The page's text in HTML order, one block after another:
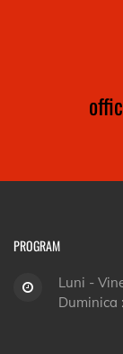
PROGRAM
Luni -
Duminica